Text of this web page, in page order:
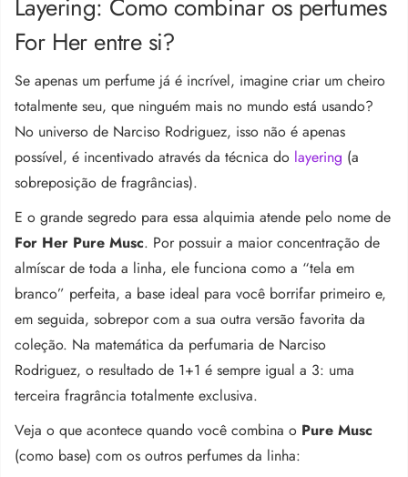
Layering: Como combinar os perfumes
For Her entre si?
Se apenas um perfume já é incrível, imagine criar um cheiro
totalmente seu, que ninguém mais no mundo está usando?
No universo de Narciso Rodriguez, isso não é apenas
possível, é incentivado através da técnica do layering (a
sobreposição de fragrâncias).
E o grande segredo para essa alquimia atende pelo nome de
For Her Pure Musc. Por possuir a maior concentração de
almíscar de toda a linha, ele funciona como a “tela em
branco” perfeita, a base ideal para você borrifar primeiro e,
em seguida, sobrepor com a sua outra versão favorita da
coleção. Na matemática da perfumaria de Narciso
Rodriguez, o resultado de 1+1 é sempre igual a 3: uma
terceira fragrância totalmente exclusiva.
Veja o que acontece quando você combina o Pure Musc
(como base) com os outros perfumes da linha: